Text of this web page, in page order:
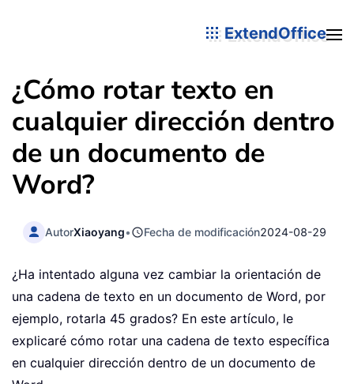
ExtendOffice
¿Cómo rotar texto en
cualquier dirección dentro
de un documento de
Word?
AutorXiaoyang• Fecha de modificación2024-08-29
¿Ha intentado alguna vez cambiar la orientación de
una cadena de texto en un documento de Word, por
ejemplo, rotarla 45 grados? En este artículo, le
explicaré cómo rotar una cadena de texto específica
en cualquier dirección dentro de un documento de